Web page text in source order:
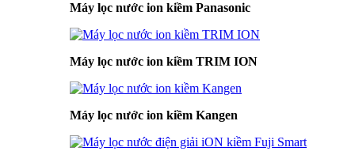
Máy lọc nước ion kiềm Panasonic
Máy lọc nước ion kiềm TRIM ION
Máy lọc nước ion kiềm Kangen